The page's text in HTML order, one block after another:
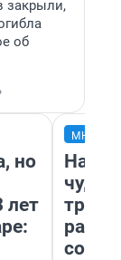
закрыли,
об
но
лет